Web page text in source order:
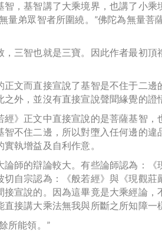
智，基智講了大乘境界，也講了小
量弟眾智者所圍繞。”佛陀為無量
，三智也就是三寶。因此作者最初
正文而直接宣說了基智是不住于二
外，並沒有直接宣說聲聞緣覺的證
經》正文中直接宣說的是菩薩基智
智不住二邊，所以對墮入任何邊的
執增益及自利作意。
論師的辯論較大。有些論師認為：
切自宗認為：《般若經》與《現觀
接宣說的。因為這畢竟是大乘經論
接講大乘法無我與所斷之所知障一
所能領。”